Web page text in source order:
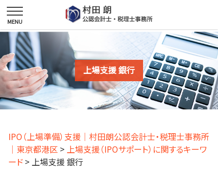
上場支援 銀行
IPO（上場準備）支援｜村田朗公認会計士・税理士事務所
｜東京都港区 > 上場支援（IPOサポート）に関するキーワ
ード > 上場支援 銀行